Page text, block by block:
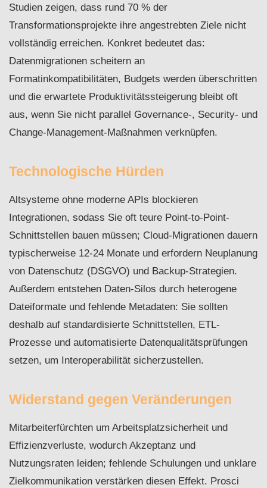
Studien zeigen, dass rund 70 % der
Transformationsprojekte ihre angestrebten Ziele nicht
vollständig erreichen. Konkret bedeutet das:
Datenmigrationen scheitern an
Formatinkompatibilitäten, Budgets werden überschritten
und die erwartete Produktivitätssteigerung bleibt oft
aus, wenn Sie nicht parallel Governance-, Security- und
Change-Management-Maßnahmen verknüpfen.
Technologische Hürden
Altsysteme ohne moderne APIs blockieren
Integrationen, sodass Sie oft teure Point-to-Point-
Schnittstellen bauen müssen; Cloud-Migrationen dauern
typischerweise 12-24 Monate und erfordern Neuplanung
von Datenschutz (DSGVO) und Backup-Strategien.
Außerdem entstehen Daten-Silos durch heterogene
Dateiformate und fehlende Metadaten: Sie sollten
deshalb auf standardisierte Schnittstellen, ETL-
Prozesse und automatisierte Datenqualitätsprüfungen
setzen, um Interoperabilität sicherzustellen.
Widerstand gegen Veränderungen
Mitarbeiterfürchten um Arbeitsplatzsicherheit und
Effizienzverluste, wodurch Akzeptanz und
Nutzungsraten leiden; fehlende Schulungen und unklare
Zielkommunikation verstärken diesen Effekt. Prosci